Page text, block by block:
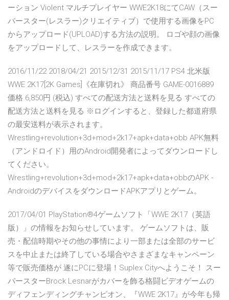
ーション Violent マルチプレイヤー WWE2K18にてCAW（スー
パースター(レスラー)クリエイティブ）で使用する画像をPC
からアップロード(UPLOAD)する方法の説明。 ロゴや顔の画像
をアップロードして、レスラーを作成できます。
2016/11/22 2018/04/21 2015/12/31 2015/11/17 PS4 北米版
WWE 2K17[2K Games]《在庫切れ》 商品番号 GAME-0016889
価格 6,850円 (税込) すべての配送方法と送料を見る すべての
配送方法と送料を見る ※ログインすると、登録した都道府県
の最安送料が表示されます。
Wrestling+revolution+3d+mod+2k17+apk+data+obb APK無料
（アンドロイド）用のAndroid開発者によってダウンロードし
てください。
Wrestling+revolution+3d+mod+2k17+apk+data+obbのAPK -
AndroidのデバイスをダウンロードAPKアプリとゲーム。
2017/04/01 PlayStation®4ゲームソフト「WWE 2K17（英語
版）」の情報をお知らせしています。 ゲームソフトは、販
売・配信時期やその他の事情により一部または全部のサービ
スを中止または終了している場合やさまざまなキャンペーン
等で販売価格が 遂にPCに登場！Suplex Cityへようこそ！ スー
パースターBrock Lesnarがカバーを飾る格闘ビデオゲームの
ディフェンディングチャンピオン、『WWE 2K17』が今年も帰